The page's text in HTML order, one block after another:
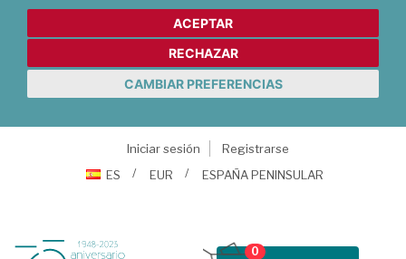
ACEPTAR
RECHAZAR
CAMBIAR PREFERENCIAS
Iniciar sesión
Registrarse
ES
EUR ESPAÑA PENINSULAR
0